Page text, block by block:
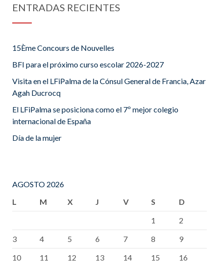
ENTRADAS RECIENTES
15Ème Concours de Nouvelles
BFI para el próximo curso escolar 2026-2027
Visita en el LFiPalma de la Cónsul General de Francia, Azar
Agah Ducrocq
El LFiPalma se posiciona como el 7º mejor colegio
internacional de España
Día de la mujer
AGOSTO 2026
L
M X J V S
D
1
2
3
4 5 6 7 8
9
10
11 12 13 14 15 16